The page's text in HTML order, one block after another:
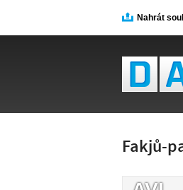
Nahrát
Fakjů-